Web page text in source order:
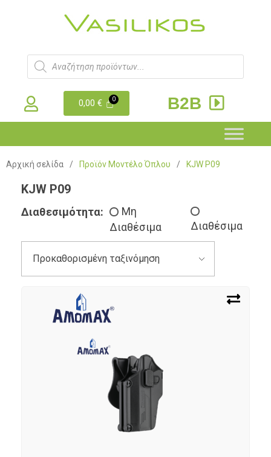
0,00€ B2B
Αρχική σελίδα / Προϊόν Μοντέλο Όπλου / KJW P09
KJW P09
Διαθεσιμότητα:
Μη
Διαθέσιμα
Διαθέσιμα